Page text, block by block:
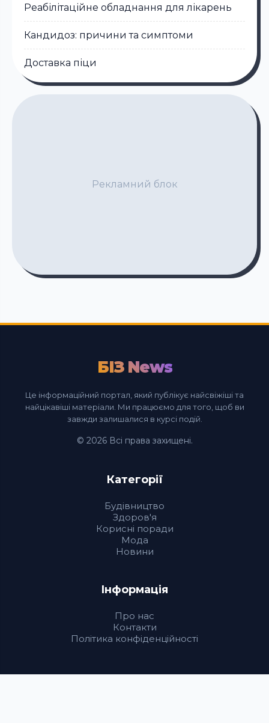
Реабілітаційне обладнання для лікарень
Кандидоз: причини та симптоми
Доставка піци
Рекламний блок
БІЗ News
Це інформаційний портал, який публікує найсвіжіші та
найцікавіші матеріали. Ми працюємо для того, щоб ви
завжди залишалися в курсі подій.
© 2026 Всі права захищені.
Категорії
Будівництво
Здоров'я
Корисні поради
Мода
Новини
Інформація
Про нас
Контакти
Політика конфіденційності